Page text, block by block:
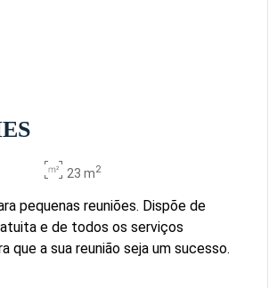
23 m2
pequenas reuniões. Dispõe de
e de todos os serviços
que a sua reunião seja um sucesso.